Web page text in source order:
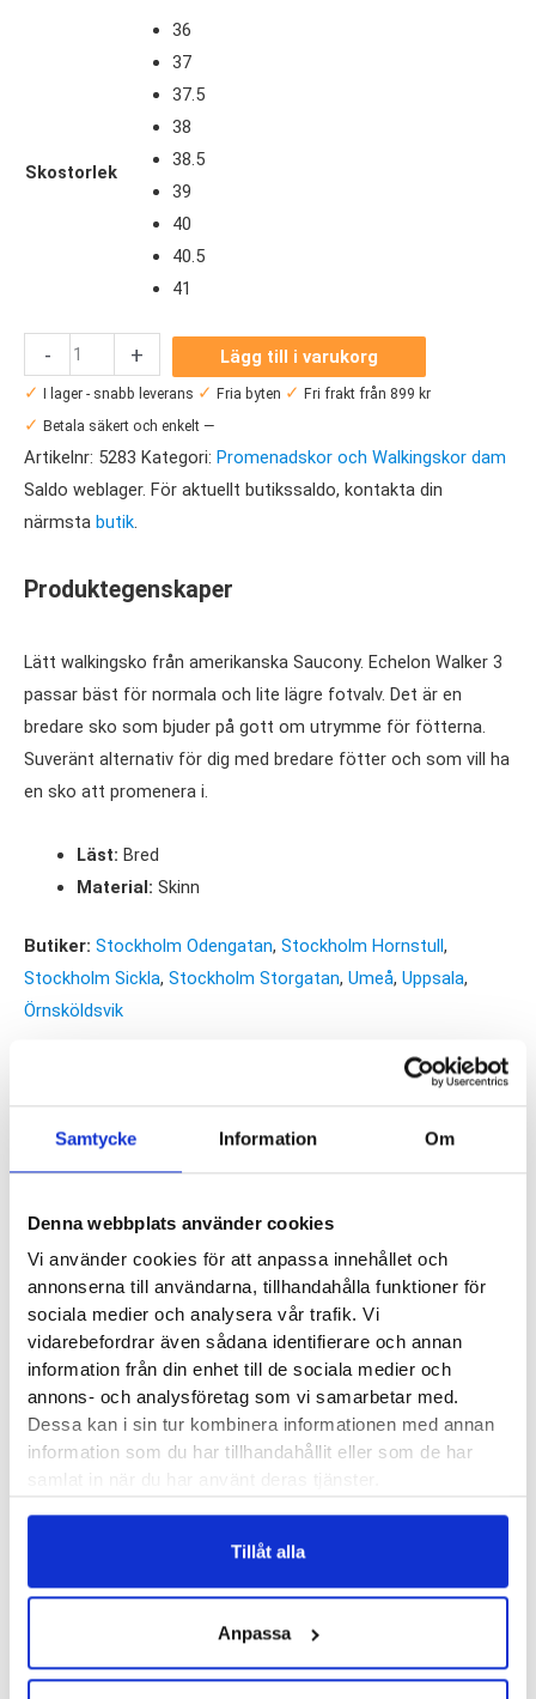
Samtycke Information Om
Denna webbplats använder cookies
Vi använder cookies för att anpassa innehållet och
annonserna till användarna, tillhandahålla funktioner för
sociala medier och analysera vår trafik. Vi
vidarebefordrar även sådana identifierare och annan
information från din enhet till de sociala medier och
annons- och analysföretag som vi samarbetar med.
Dessa kan i sin tur kombinera informationen med annan
information som du har tillhandahållit eller som de har
samlat in när du har använt deras tjänster.
Tillåt alla
Anpassa
Skostorlek
36
37
37.5
38
38.5
39
40
40.5
41
-
Saucony
Echelon
+
Lägg till i varukorg
✓ I lager - snabb leverans ✓ Fria byten ✓ Fri frakt från 899 kr
✓ Betala säkert och enkelt —
Artikelnr: 5283 Kategori: Promenadskor och Walkingskor dam
Saldo weblager. För aktuellt butikssaldo, kontakta din
närmsta butik
Produktegenskaper
Lätt walkingsko från amerikanska Saucony. Echelon Walker 3
passar bäst för normala och lite lägre fotvalv. Det är en
bredare sko som bjuder på gott om utrymme för fötterna.
Suveränt alternativ för dig med bredare fötter och som vill ha
en sko att promenera i.
Läst: Bred
Material: Skinn
Butiker: Stockholm Odengatan, Stockholm Hornstull,
Stockholm Sickla, Stockholm Storgatan, Umeå, Uppsala,
Örnsköldsvik
Recensioner
New Balance
Fresh Foam X
More v6 Wide (D)
New Balance